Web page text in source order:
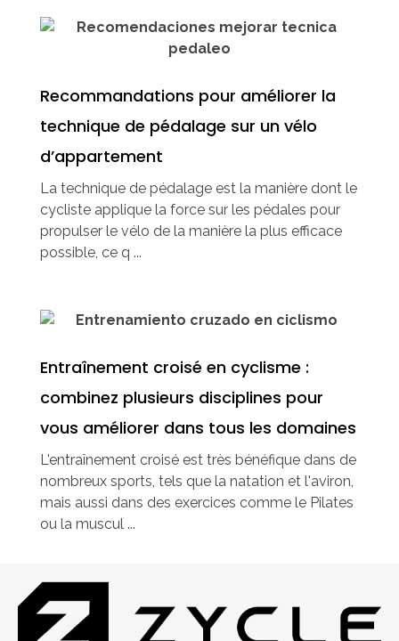
Recommandations pour améliorer la
technique de pédalage sur un vélo
d’appartement
La technique de pédalage est la manière dont le
cycliste applique la force sur les pédales pour
propulser le vélo de la manière la plus efficace
possible, ce q ...
Entraînement croisé en cyclisme :
combinez plusieurs disciplines pour
vous améliorer dans tous les domaines
L'entraînement croisé est très bénéfique dans de
nombreux sports, tels que la natation et l'aviron,
mais aussi dans des exercices comme le Pilates
ou la muscul ...